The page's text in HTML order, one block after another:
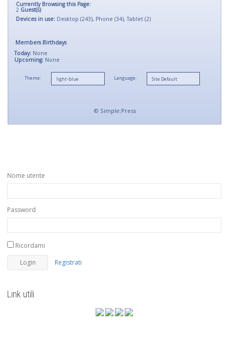
Currently Browsing this Page:
2 Guest(s)
Devices in use: Desktop (243), Phone (34), Tablet (2)
Members Birthdays
Today: None
Upcoming: None
Theme: Language:
© Simple:Press
Nome utente
Password
Ricordami
Registrati
Link utili